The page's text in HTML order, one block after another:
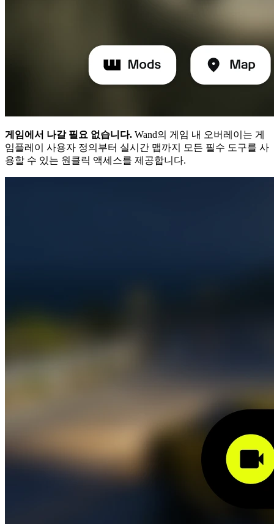
게임에서 나갈 필요 없습니다. Wand의 게임 내 오버레이는 게
임플레이 사용자 정의부터 실시간 맵까지 모든 필수 도구를 사
용할 수 있는 원클릭 액세스를 제공합니다.